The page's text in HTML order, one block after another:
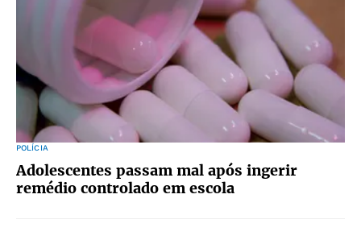
POLÍCIA
Adolescentes passam mal após ingerir
remédio controlado em escola